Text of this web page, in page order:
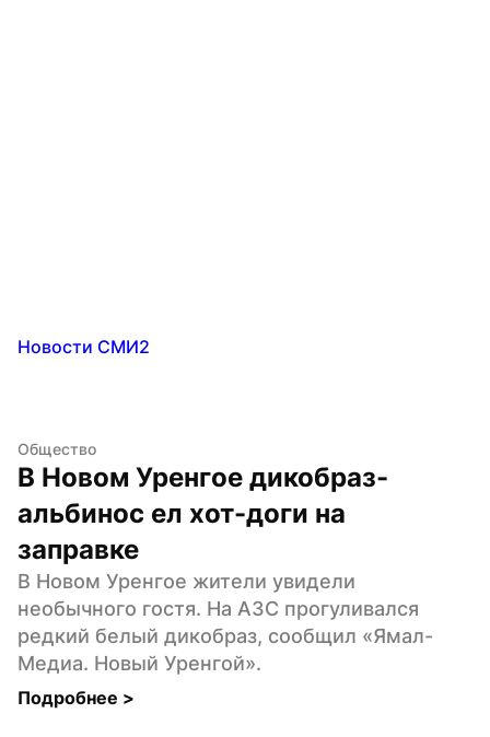
Новости СМИ2
Общество
В Новом Уренгое дикобраз-
альбинос ел хот-доги на
заправке
В Новом Уренгое жители увидели
необычного гостя. На АЗС прогуливался
редкий белый дикобраз, сообщил «Ямал-
Медиа. Новый Уренгой».
Подробнее >